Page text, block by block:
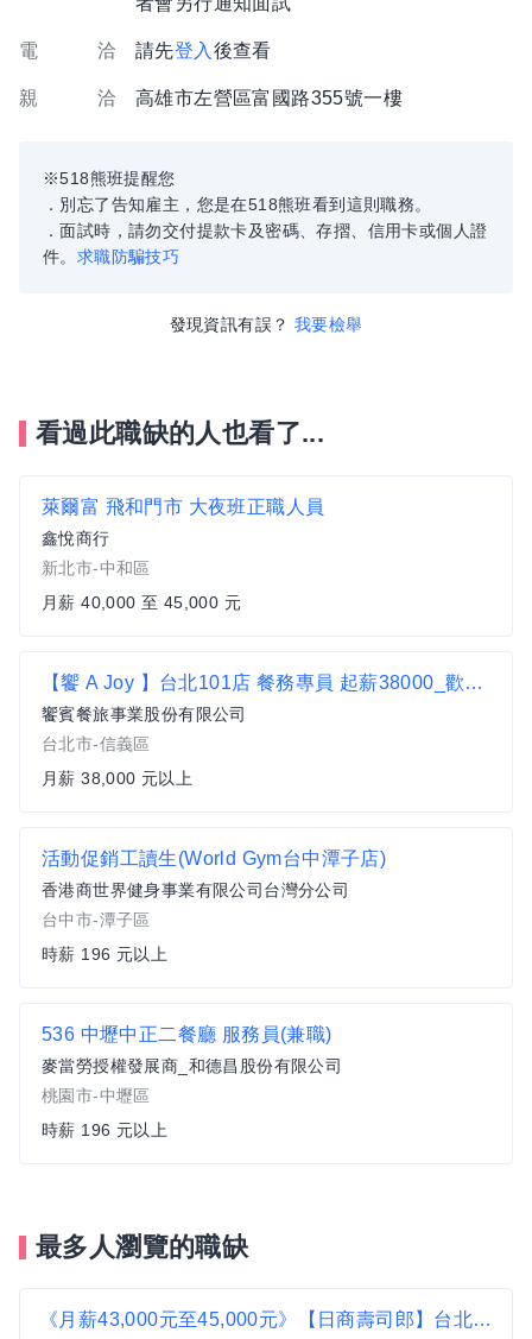
電 洽 請先登入 後查看
親 洽 高雄市左營區富國路355號一樓
※518熊班提醒您
．別忘了告知雇主，您是在518熊班看到這則職務。
．面試時，請勿交付提款卡及密碼、存摺、信用卡或個人證
件。 求職防騙技巧
發現資訊有誤？ 我要檢舉
看過此職缺的人也看了...
萊爾富 飛和門市 大夜班正職人員
鑫悅商行
新北市-中和區
月薪 40,000 至 45,000 元
【饗 A Joy 】台北101店 餐務專員 起薪38000_歡迎二度就業者加入
饗賓餐旅事業股份有限公司
台北市-信義區
月薪 38,000 元以上
活動促銷工讀生(World Gym台中潭子店)
香港商世界健身事業有限公司台灣分公司
台中市-潭子區
時薪 196 元以上
536 中壢中正二餐廳 服務員(兼職)
麥當勞授權發展商_和德昌股份有限公司
桃園市-中壢區
時薪 196 元以上
最多人瀏覽的職缺
《月薪43,000元至45,000元》【日商壽司郎】台北石牌店-正職人員★歡迎二度就業、無經驗者★